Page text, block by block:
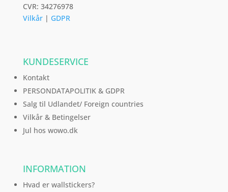
CVR: 34276978
Vilkår| GDPR
KUNDESERVICE
Kontakt
PERSONDATAPOLITIK & GDPR
Salg til Udlandet/ Foreign countries
Vilkår & Betingelser
Jul hos wowo.dk
INFORMATION
Hvad er wallstickers?